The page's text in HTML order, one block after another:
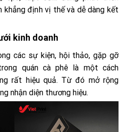
khẳng định vị thế và dễ dàng kết
kinh doanh
các sự kiện, hội thảo, gặp gỡ
quán cà phê là một cách
rất hiệu quả. Từ đó mở rộng
nhận diện thương hiệu.